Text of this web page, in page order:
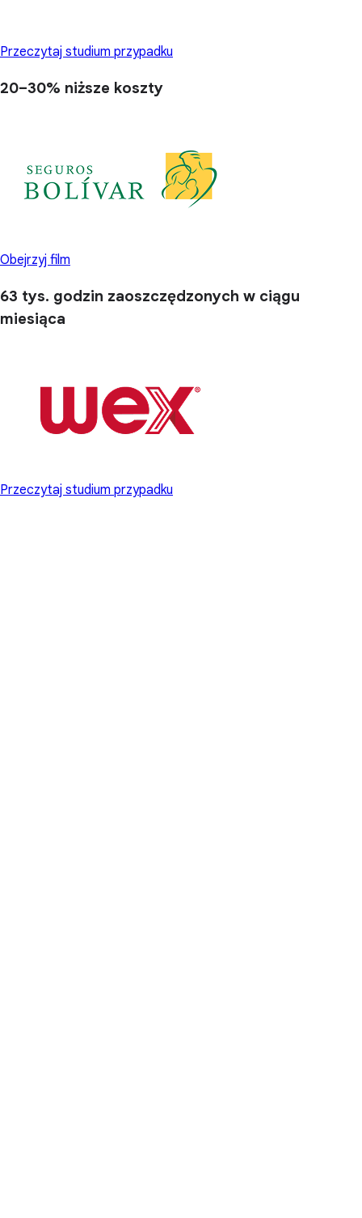
Przeczytaj studium przypadku
20–30% niższe koszty
Obejrzyj film
63 tys. godzin zaoszczędzonych w ciągu
miesiąca
Przeczytaj studium przypadku